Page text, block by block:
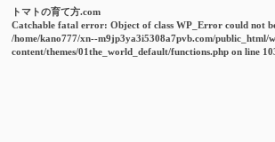
トマトの育て方.com
Catchable fatal error: Object of class WP_Error could not
/home/kano777/xn--m9jp3ya3i5308a7pvb.com/public_html/
content/themes/01the_world_default/functions.php on line